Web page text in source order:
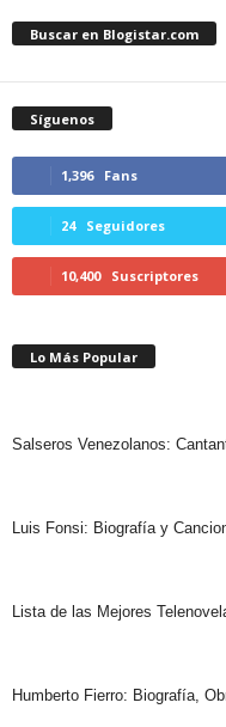
Buscar en Blogistar.com
Síguenos
1,396 Fans
24 Seguidores
10,400 Suscriptores
Lo Más Popular
Salseros Venezolanos:
Luis Fonsi: Biografía y
Lista de las Mejores
Humberto Fierro: Biografía,